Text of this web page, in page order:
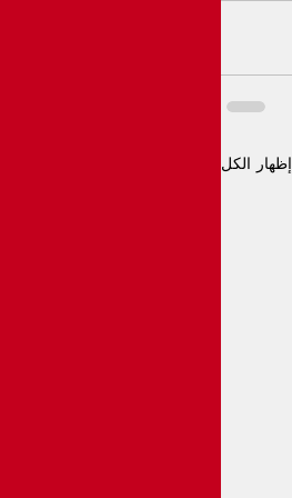
إظهار الكل